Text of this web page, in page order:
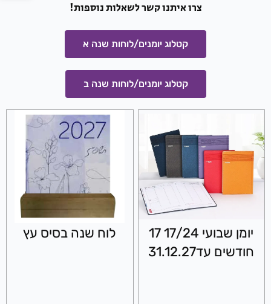
צרו איתנו קשר לשאלות נוספות!
קטלוג יומנים/לוחות שנה א
קטלוג יומנים/לוחות שנה ב
יומן שבועי 17/24 17
חודשים עד31.12.27
לוח שנה בסיס עץ